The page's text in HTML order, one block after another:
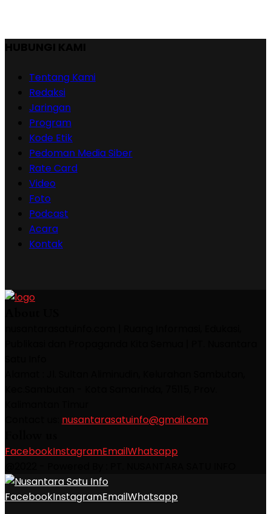
Tentang Kami
Redaksi
Jaringan
Program
Kode Etik
Pedoman Media Siber
Rate Card
Video
Foto
Podcast
Acara
Kontak
nusantarasatuinfo@gmail.com
FacebookInstagramEmailWhatsapp
FacebookInstagramEmailWhatsapp